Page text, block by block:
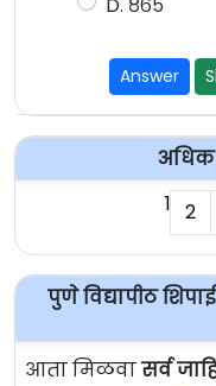
D. ८६५
Answer
अधिक
1 2
पुणे विद्यापीठ
आता मिळवासर्व